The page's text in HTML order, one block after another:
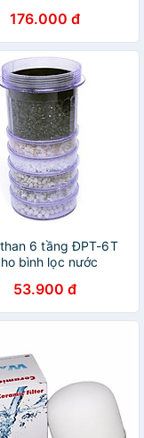
176.000 đ
6 tầng ĐPT-6T
bình lọc nước
53.900 đ